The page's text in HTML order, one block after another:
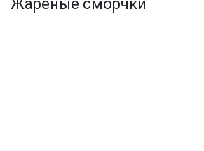
Жареные сморчки